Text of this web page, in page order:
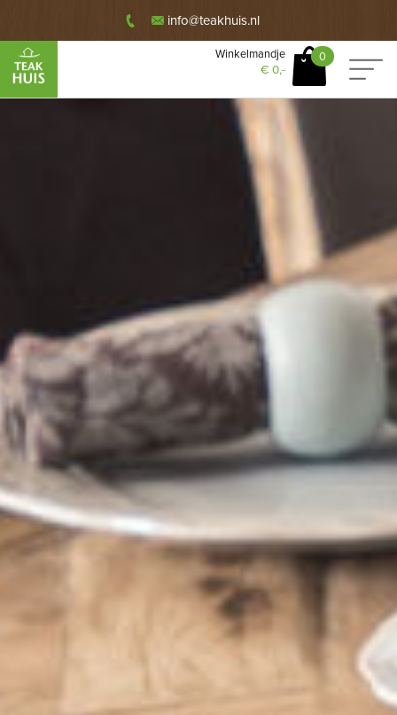
info@teakhuis.nl
0
Winkelmandje
€ 0,-